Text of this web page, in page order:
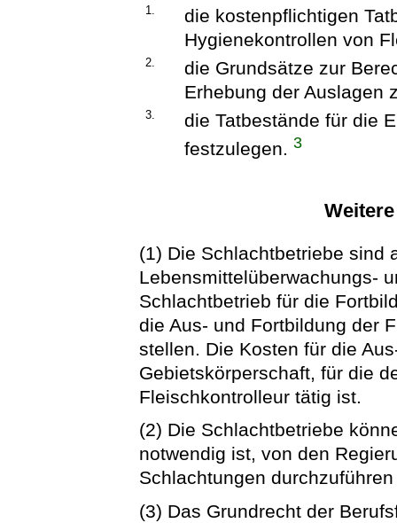
1.
die kostenpflichtigen
Hygienekontrollen von
2.
die Grundsätze zur
Erhebung der Auslagen
3.
die Tatbestände für die
festzulegen.3
(1) Die Schlachtbetriebe sind
Lebensmittelüberwachungs-
Schlachtbetrieb für die
die Aus- und Fortbildung der
stellen. Die Kosten für die
Gebietskörperschaft, für die
Fleischkontrolleur tätig ist.
(2) Die Schlachtbetriebe
notwendig ist, von den
Schlachtungen
(3) Das Grundrecht der